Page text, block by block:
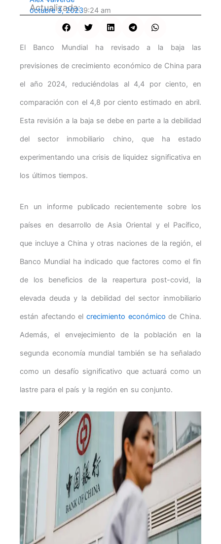
Actualizada:
octubre 3, 20239:24 am
El Banco Mundial ha revisado a la baja las
previsiones de crecimiento económico de China para
el año 2024, reduciéndolas al 4,4 por ciento, en
comparación con el 4,8 por ciento estimado en abril.
Esta revisión a la baja se debe en parte a la debilidad
del sector inmobiliario chino, que ha estado
experimentando una crisis de liquidez significativa en
los últimos tiempos.
En un informe publicado recientemente sobre los
países en desarrollo de Asia Oriental y el Pacífico,
que incluye a China y otras naciones de la región, el
Banco Mundial ha indicado que factores como el fin
de los beneficios de la reapertura post-covid, la
elevada deuda y la debilidad del sector inmobiliario
están afectando el crecimiento económico de China.
Además, el envejecimiento de la población en la
segunda economía mundial también se ha señalado
como un desafío significativo que actuará como un
lastre para el país y la región en su conjunto.